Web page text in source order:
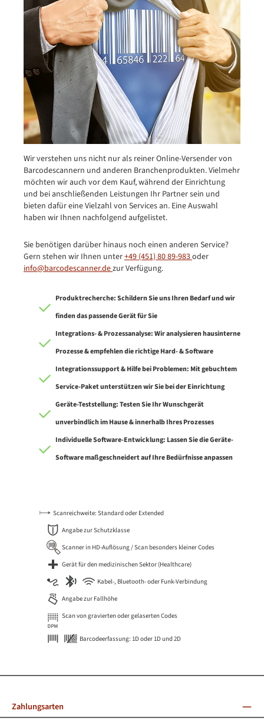
Wir verstehen uns nicht nur als reiner Online-Versender von
Barcodescannern und anderen Branchenprodukten. Vielmehr
möchten wir auch vor dem Kauf, während der Einrichtung
und bei anschließenden Leistungen Ihr Partner sein und
bieten dafür eine Vielzahl von Services an. Eine Auswahl
haben wir Ihnen nachfolgend aufgelistet.
Sie benötigen darüber hinaus noch einen anderen Service?
Gern stehen wir Ihnen unter+49 (451) 80 89-983oder
info@barcodescanner.dezur Verfügung.
Produktrecherche: Schildern Sie uns Ihren Bedarf und wir
finden das passende Gerät für Sie
Integrations- & Prozessanalyse: Wir analysieren hausinterne
Prozesse & empfehlen die richtige Hard- & Software
Integrationssupport & Hilfe bei Problemen: Mit gebuchtem
Service-Paket unterstützen wir Sie bei der Einrichtung
Geräte-Teststellung: Testen Sie Ihr Wunschgerät
unverbindlich im Hause & innerhalb Ihres Prozesses
Individuelle Software-Entwicklung: Lassen Sie die Geräte-
Software maßgeschneidert auf Ihre Bedürfnisse anpassen
Scanreichweite: Standard oder Extended
Angabe zur Schutzklasse
Scanner in HD-Auflösung / Scan besonders kleiner Codes
Gerät für den medizinischen Sektor (Healthcare)
Kabel-, Bluetooth- oder Funk-Verbindung
Angabe zur Fallhöhe
Scan von gravierten oder gelaserten Codes
Barcodeerfassung: 1D oder 1D und 2D
Zahlungsarten